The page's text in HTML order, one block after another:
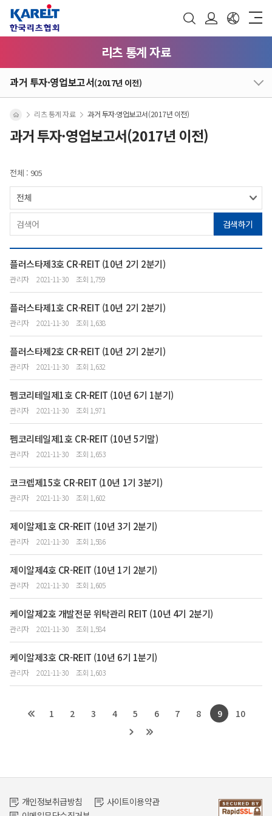
리츠 통계 자료
과거 투자·영업보고서(2017년 이전)
과거 투자·영업보고서(2017년 이전)
리츠 통계 자료 과거 투자·영업보고서(2017년 이전)
전체 : 905
검색하기
플러스타제3호 CR-REIT (10년 2기 2분기)
관리자 2021-11-30 조회 1,759
플러스타제1호 CR-REIT (10년 2기 2분기)
관리자 2021-11-30 조회 1,638
플러스타제2호 CR-REIT (10년 2기 2분기)
관리자 2021-11-30 조회 1,632
펨코리테일제1호 CR-REIT (10년 6기 1분기)
관리자 2021-11-30 조회 1,971
펨코리테일제1호 CR-REIT (10년 5기말)
관리자 2021-11-30 조회 1,653
코크렙제15호 CR-REIT (10년 1기 3분기)
관리자 2021-11-30 조회 1,602
제이알제1호 CR-REIT (10년 3기 2분기)
관리자 2021-11-30 조회 1,586
제이알제4호 CR-REIT (10년 1기 2분기)
관리자 2021-11-30 조회 1,605
케이알제2호 개발전문 위탁관리 REIT (10년 4기 2분기)
관리자 2021-11-30 조회 1,584
케이알제3호 CR-REIT (10년 6기 1분기)
관리자 2021-11-30 조회 1,603
1 2 3 4 5 6 7 8 9 10
개인정보취급방침
사이트이용약관